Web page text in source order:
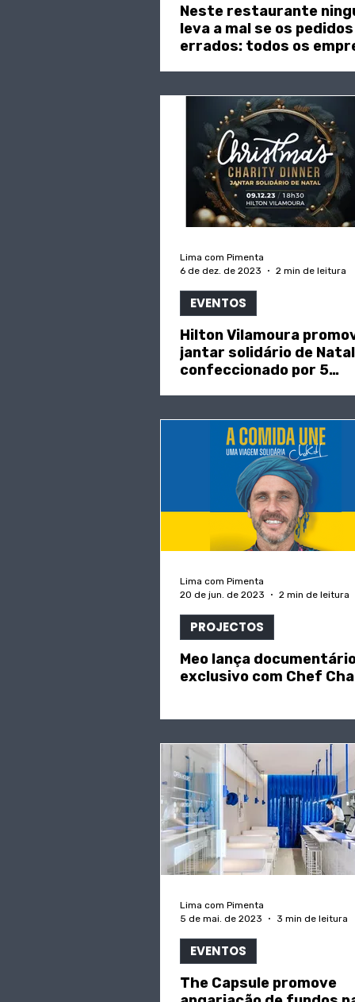
Neste restaurante
leva a mal se os
errados: todos os
Lima com Pimenta
6 de dez. de 2023
2 min de leitura
EVENTOS
Hilton Vilamoura
jantar solidário de Natal
confeccionado por 5
Lima com Pimenta
20 de jun. de 2023
2 min de leitura
PROJECTOS
Meo lança
exclusivo com Chef
Lima com Pimenta
5 de mai. de 2023
3 min de leitura
EVENTOS
The Capsule promove